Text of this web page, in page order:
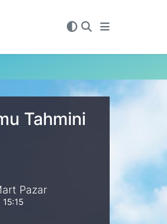
Tahmini
Pazar
15:15